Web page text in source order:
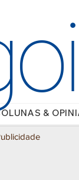
&